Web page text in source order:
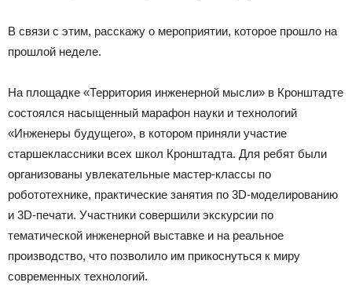
В связи с этим, расскажу о мероприятии, которое прошло на
прошлой неделе.
На площадке «Территория инженерной мысли» в Кронштадте
состоялся насыщенный марафон науки и технологий
«Инженеры будущего», в котором приняли участие
старшеклассники всех школ Кронштадта. Для ребят были
организованы увлекательные мастер-классы по
робототехнике, практические занятия по 3D-моделированию
и 3D-печати. Участники совершили экскурсии по
тематической инженерной выставке и на реальное
производство, что позволило им прикоснуться к миру
современных технологий.